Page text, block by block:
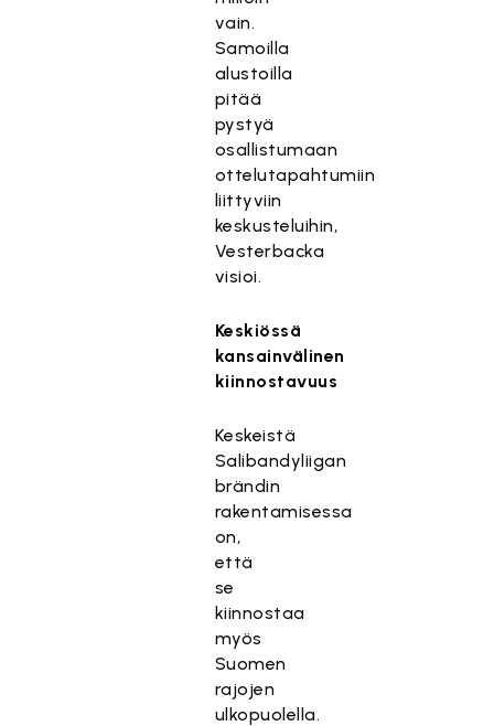
vain.
Samoilla
alustoilla
pitää
pystyä
osallistumaan
ottelutapahtumiin
liittyviin
keskusteluihin,
Vesterbacka
visioi.
Keskiössä
kansainvälinen
kiinnostavuus
Keskeistä
Salibandyliigan
brändin
rakentamisessa
on,
että
se
kiinnostaa
myös
Suomen
rajojen
ulkopuolella.